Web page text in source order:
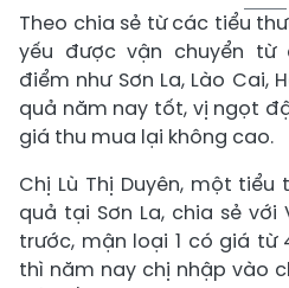
Theo chia sẻ từ các tiểu
yếu được vận chuyển
điểm như Sơn La, Lào Cai,
quả năm nay tốt, vị ngọt
giá thu mua lại không cao.
Chị Lù Thị Duyên, một
quả tại Sơn La, chia sẻ với
trước, mận loại 1 có giá từ
thì năm nay chị nhập vào